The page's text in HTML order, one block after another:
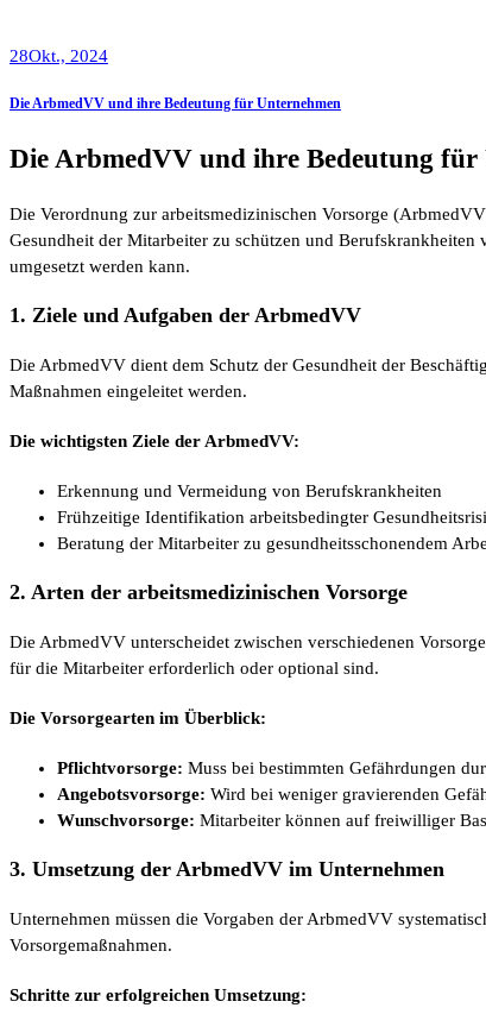
28Okt., 2024
Die ArbmedVV und ihre Bedeutung für Unternehmen
Die ArbmedVV und ihre Bedeutung für
Die Verordnung zur arbeitsmedizinischen Vorsorge
Gesundheit der Mitarbeiter zu schützen und
umgesetzt werden kann.
1. Ziele und Aufgaben der ArbmedVV
Die ArbmedVV dient dem Schutz der Gesundheit der
Maßnahmen eingeleitet werden.
Die wichtigsten Ziele der ArbmedVV:
Erkennung und Vermeidung von Berufskrankheiten
Frühzeitige Identifikation arbeitsbedingter
Beratung der Mitarbeiter zu gesundheitsschonendem
2. Arten der arbeitsmedizinischen Vorsorge
Die ArbmedVV unterscheidet zwischen verschiedenen
für die Mitarbeiter erforderlich oder optional sind.
Die Vorsorgearten im Überblick:
Pflichtvorsorge: Muss bei bestimmten Gefährdungen
Angebotsvorsorge: Wird bei weniger gravierenden
Wunschvorsorge: Mitarbeiter können auf freiwilliger
3. Umsetzung der ArbmedVV im Unternehmen
Unternehmen müssen die Vorgaben der ArbmedVV
Vorsorgemaßnahmen.
Schritte zur erfolgreichen Umsetzung: